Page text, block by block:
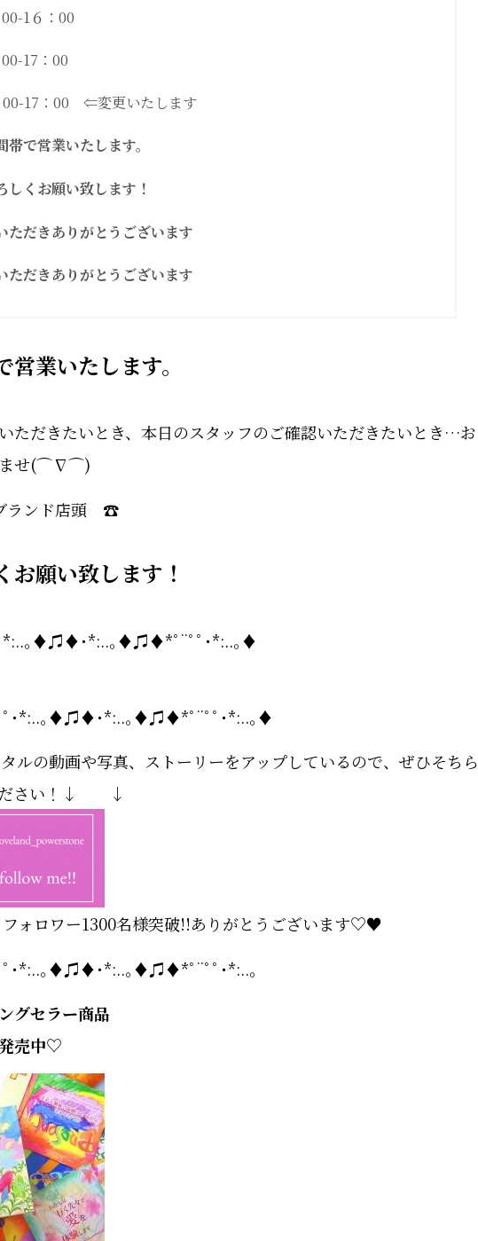
1６：00
17：00
17：00 ⇐変更いたします
帯で営業いたします。
しくお願い致します！
だきありがとうございます
だきありがとうございます
業いたします。
ただきたいとき、本日のスタッフのご確認いただきたいとき…お
ませ(⌒∇⌒)
ンド店頭 ☎
お願い致します！
｡♦♫♦･*:..｡♦♫♦*ﾟ¨ﾟﾟ･*:..｡♦
*:..｡♦♫♦･*:..｡♦♫♦*ﾟ¨ﾟﾟ･*:..｡♦
ルの動画や写真、ストーリーをアップしているので、ぜひそちら
ださい！↓ ↓
フォロワー1300名様突破!!ありがとうございます♡♥
*:..｡♦♫♦･*:..｡♦♫♦*ﾟ¨ﾟﾟ･*:..｡
グセラー商品
発売中♡